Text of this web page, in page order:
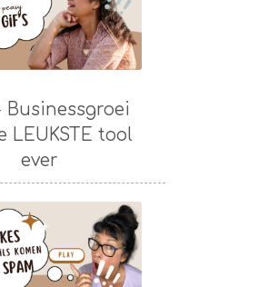
Businessgroei
LEUKSTE tool
ever